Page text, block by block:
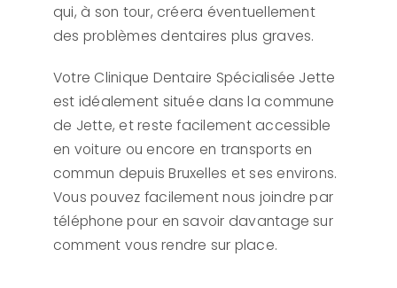
qui, à son tour, créera éventuellement
des problèmes dentaires plus graves.
Votre Clinique Dentaire Spécialisée Jette
est idéalement située dans la commune
de Jette, et reste facilement accessible
en voiture ou encore en transports en
commun depuis Bruxelles et ses environs.
Vous pouvez facilement nous joindre par
téléphone pour en savoir davantage sur
comment vous rendre sur place.